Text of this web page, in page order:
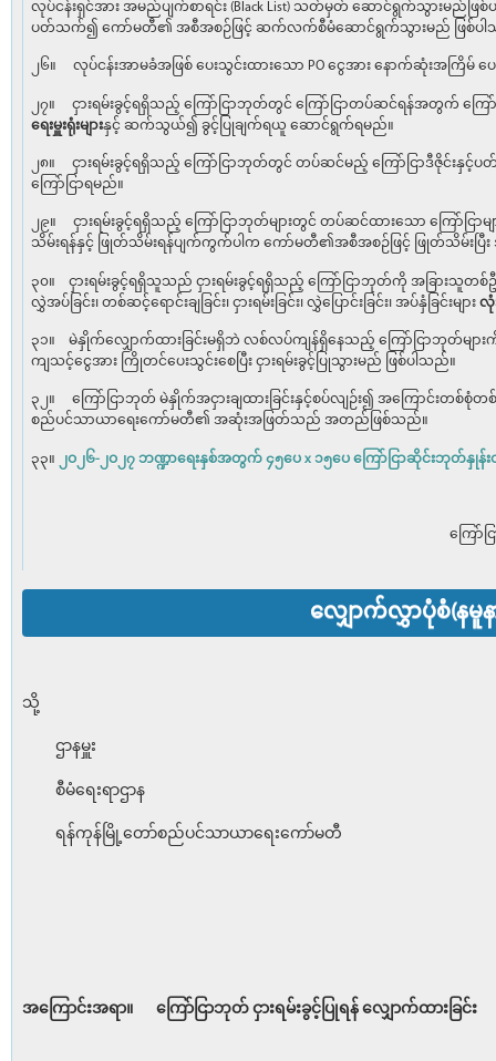
လုပ်ငန်းရှင်အား အမည်ပျက်စာရင်း (Black List) သတ်မှတ် ဆောင်ရွက်သွားမည်ဖြ
ပတ်သက်၍ ကော်မတီ၏ အစီအစဉ်ဖြင့် ဆက်လက်စီမံဆောင်ရွက်သွားမည် ဖြစ်ပါ
၂၆။ လုပ်ငန်းအာမခံအဖြစ် ပေးသွင်းထားသော PO ငွေအား နောက်ဆုံးအကြိမ် ပ
၂၇။ ငှားရမ်းခွင့်ရရှိသည့် ကြော်ငြာဘုတ်တွင် ကြော်ငြာတပ်ဆင်ရန်အတွက် ကြ
ရေးမှူးရုံးများနှင့် ဆက်သွယ်၍ ခွင့်ပြုချက်ရယူ ဆောင်ရွက်ရမည်။
၂၈။ ငှားရမ်းခွင့်ရရှိသည့် ကြော်ငြာဘုတ်တွင် တပ်ဆင်မည့် ကြော်ငြာဒီဇိုင်း
ကြော်ငြာရမည်။
၂၉။ ငှားရမ်းခွင့်ရရှိသည့် ကြော်ငြာဘုတ်များတွင် တပ်ဆင်ထားသော ကြော်င
သိမ်းရန်နှင့် ဖြုတ်သိမ်းရန်ပျက်ကွက်ပါက ကော်မတီ၏အစီအစဉ်ဖြင့် ဖြုတ်သိမ်းပြီ
၃၀။ ငှားရမ်းခွင့်ရရှိသူသည် ငှားရမ်းခွင့်ရရှိသည့် ကြော်ငြာဘုတ်ကို အခြား
လွှဲအပ်ခြင်း၊ တစ်ဆင့်ရောင်းချခြင်း၊ ငှားရမ်းခြင်း၊ လွှဲပြောင်းခြင်း၊ အပ်နှံခြင်းများလုံ
၃၁။ မဲနှိုက်လျှောက်ထားခြင်းမရှိဘဲ လစ်လပ်ကျန်ရှိနေသည့် ကြော်ငြာဘုတ်များ
ကျသင့်ငွေအား ကြိုတင်ပေးသွင်းစေပြီး ငှားရမ်းခွင့်ပြုသွားမည် ဖြစ်ပါသည်။
၃၂။ ကြော်ငြာဘုတ် မဲနှိုက်အငှားချထားခြင်းနှင့်စပ်လျဉ်း၍ အကြောင်းတစ်စုံတ
စည်ပင်သာယာရေးကော်မတီ၏ အဆုံးအဖြတ်သည် အတည်ဖြစ်သည်။
၃၃။ ၂ဝ၂၆-၂ဝ၂၇ ဘဏ္ဍာရေးနှစ်အတွက် ၄၅ပေ x ၁၅ပေ ကြော်ငြာဆိုင်းဘုတ်နှုန်း
ကြော်
လျှောက်လွှာပုံစံ(နမူန
သို့
ဌာနမှူး
စီမံရေးရာဌာန
ရန်ကုန်မြို့တော်စည်ပင်သာယာရေးကော်မတီ
အကြောင်းအရာ။ ကြော်ငြာဘုတ် ငှားရမ်းခွင့်ပြုရန် လျှောက်ထားခြင်း